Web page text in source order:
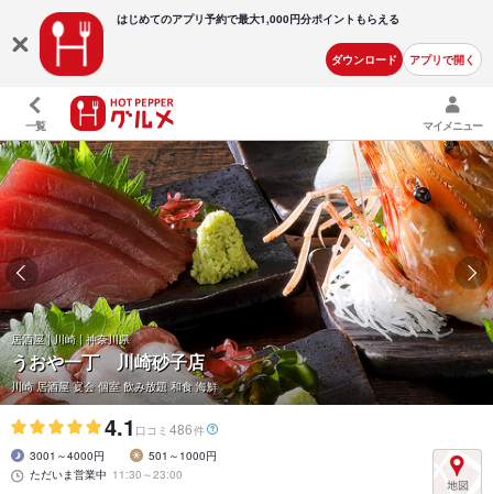
はじめてのアプリ予約で最大1,000円分ポイントもらえる
ダウンロード アプリで開く
一覧 マイメニュー
居酒屋 | 川崎 | 神奈川県
うおや一丁 川崎砂子店
川崎 居酒屋 宴会 個室 飲み放題 和食 海鮮
4.1 口コミ 486件
3001～4000円
501～1000円
ただいま営業中 11:30～23:00